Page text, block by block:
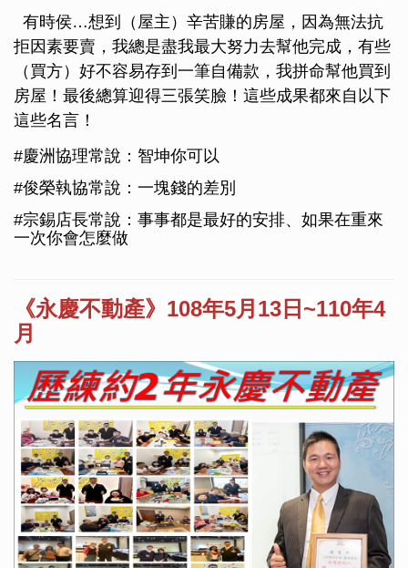
有時侯…想到（屋主）辛苦賺的房屋，因為無法抗
拒因素要賣，我總是盡我最大努力去幫他完成，有些
（買方）好不容易存到一筆自備款，我拼命幫他買到
房屋！最後總算迎得三張笑臉！這些成果都來自以下
這些名言！
#慶洲協理常說：智坤你可以
#俊榮執協常說：一塊錢的差別
#宗錫店長常說：事事都是最好的安排、如果在重來
一次你會怎麼做
《永慶不動產》 108年5月13日~110年4
月